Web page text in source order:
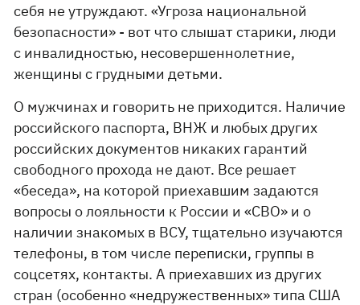
себя не утруждают. «Угроза национальной
безопасности» - вот что слышат старики, люди
с инвалидностью, несовершеннолетние,
женщины с грудными детьми.
О мужчинах и говорить не приходится. Наличие
российского паспорта, ВНЖ и любых других
российских документов никаких гарантий
свободного прохода не дают. Все решает
«беседа», на которой приехавшим задаются
вопросы о лояльности к России и «СВО» и о
наличии знакомых в ВСУ, тщательно изучаются
телефоны, в том числе переписки, группы в
соцсетях, контакты. А приехавших из других
стран (особенно «недружественных» типа США